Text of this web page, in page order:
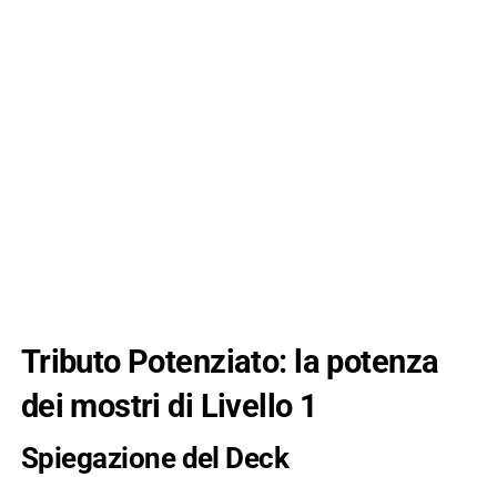
Tributo Potenziato: la potenza
dei mostri di Livello 1
Spiegazione del Deck